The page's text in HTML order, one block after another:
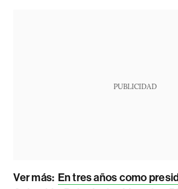
PUBLICIDAD
Ver más: En tres años como